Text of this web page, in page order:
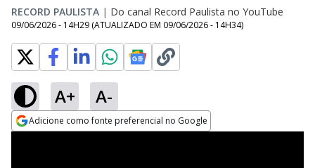
RECORD PAULISTA | Do canal Record Paulista no YouTube
09/06/2026 - 14H29 (ATUALIZADO EM 09/06/2026 - 14H34)
A+ A-
Adicione como fonte preferencial no Google